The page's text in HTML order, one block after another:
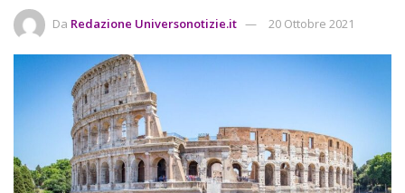
Da Redazione Universonotizie.it 20 Ottobre 2021